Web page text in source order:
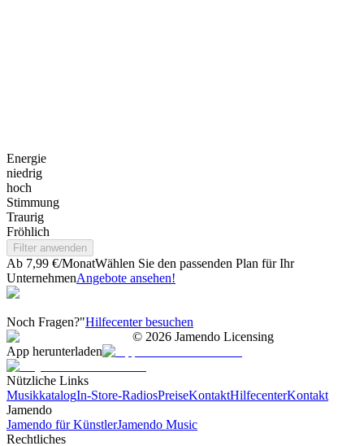
Energie
niedrig
hoch
Stimmung
Traurig
Fröhlich
Filter anwenden
Ab 7,99 €/MonatWählen Sie den passenden Plan für Ihr
UnternehmenAngebote ansehen!
Noch Fragen?"Hilfecenter besuchen
© 2026 Jamendo Licensing
App herunterladen
Nützliche Links
MusikkatalogIn-Store-RadiosPreiseKontaktHilfecenterKontakt
Jamendo
Jamendo für KünstlerJamendo Music
Rechtliches